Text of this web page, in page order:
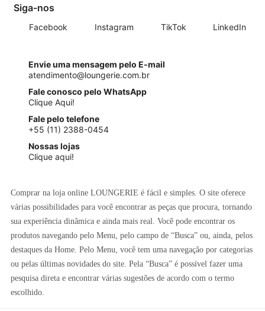
Siga-nos
Facebook Instagram TikTok LinkedIn
Envie uma mensagem pelo E-mail
atendimento@loungerie.com.br
Fale conosco pelo WhatsApp
Clique Aqui!
Fale pelo telefone
+55 (11) 2388-0454
Nossas lojas
Clique aqui!
Comprar na loja online LOUNGERIE é fácil e simples. O site oferece
várias possibilidades para você encontrar as peças que procura, tornando
sua experiência dinâmica e ainda mais real. Você pode encontrar os
produtos navegando pelo Menu, pelo campo de “Busca” ou, ainda, pelos
destaques da Home. Pelo Menu, você tem uma navegação por categorias
ou pelas últimas novidades do site. Pela “Busca” é possível fazer uma
pesquisa direta e encontrar várias sugestões de acordo com o termo
escolhido.